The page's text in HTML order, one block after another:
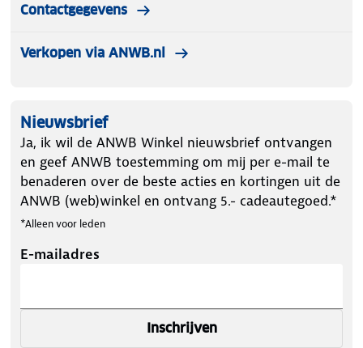
Contactgegevens
Verkopen via ANWB.nl
Nieuwsbrief
Ja, ik wil de ANWB Winkel nieuwsbrief ontvangen
en geef ANWB toestemming om mij per e-mail te
benaderen over de beste acties en kortingen uit de
ANWB (web)winkel en ontvang 5.- cadeautegoed.*
*Alleen voor leden
E-mailadres
Inschrijven